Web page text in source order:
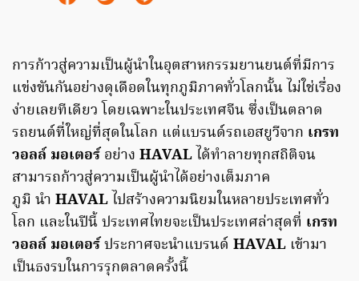
การก้าวสู่ความเป็นผู้นำในอุตสาหกรรมยานยนต์ที่มีการ
แข่งขันกันอย่างดุเดือดในทุกภูมิภาคทั่วโลกนั้น ไม่ใช่เรื่อง
ง่ายเลยทีเดียว โดยเฉพาะในประเทศจีน ซึ่งเป็นตลาด
รถยนต์ที่ใหญ่ที่สุดในโลก แต่แบรนด์รถเอสยูวีจาก เกรท
วอลล์ มอเตอร์อย่าง HAVAL ได้ทำลายทุกสถิติจน
สามารถก้าวสู่ความเป็นผู้นำได้อย่างเต็มภาค
ภูมิ นำ HAVAL ไปสร้างความนิยมในหลายประเทศทั่ว
โลก และในปีนี้ ประเทศไทยจะเป็นประเทศล่าสุดที่ เกรท
วอลล์ มอเตอร์ประกาศจะนำแบรนด์ HAVAL เข้ามา
เป็นธงรบในการรุกตลาดครั้งนี้